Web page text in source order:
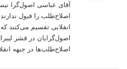
:
آقای عباسی اصول‌گرا
اصلاح‌طلب را قبول
انقلابی تقسیم می‌کنند
اصول‌گرایان در قشر
اصلاح‌طلب‌ها در جبهه